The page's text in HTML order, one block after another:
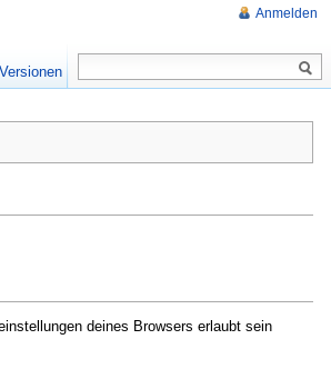
deines Browsers erlaubt sein
Anmelden